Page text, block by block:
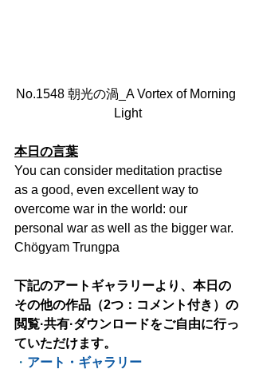
No.1548 朝光の渦_A Vortex of Morning
Light
本日の言葉
You can consider meditation practise
as a good, even excellent way to
overcome war in the world: our
personal war as well as the bigger war.
Chögyam Trungpa
下記のアートギャラリーより、本日の
その他の作品（2つ：コメント付き）の
閲覧·共有·ダウンロードをご自由に行っ
ていただけます。
・ アート・ギャラリー